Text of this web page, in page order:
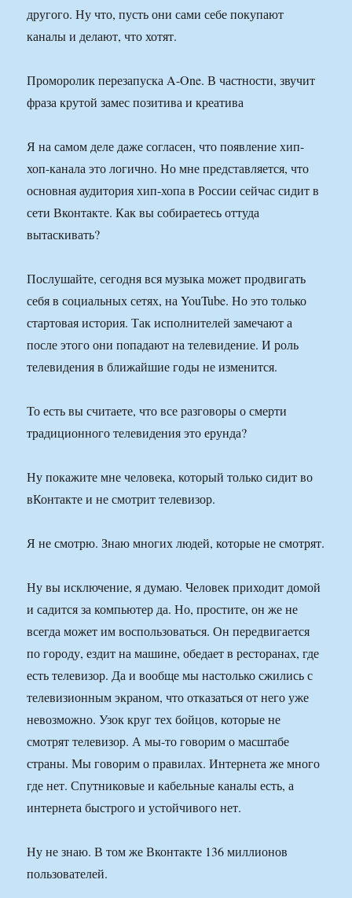
другого. Ну что, пусть они сами себе покупают
каналы и делают, что хотят.
Проморолик перезапуска A-One. В частности, звучит
фраза крутой замес позитива и креатива
Я на самом деле даже согласен, что появление хип-
хоп-канала это логично. Но мне представляется, что
основная аудитория хип-хопа в России сейчас сидит в
сети Вконтакте. Как вы собираетесь оттуда
вытаскивать?
Послушайте, сегодня вся музыка может продвигать
себя в социальных сетях, на YouTube. Но это только
стартовая история. Так исполнителей замечают а
после этого они попадают на телевидение. И роль
телевидения в ближайшие годы не изменится.
То есть вы считаете, что все разговоры о смерти
традиционного телевидения это ерунда?
Ну покажите мне человека, который только сидит во
вКонтакте и не смотрит телевизор.
Я не смотрю. Знаю многих людей, которые не смотрят.
Ну вы исключение, я думаю. Человек приходит домой
и садится за компьютер да. Но, простите, он же не
всегда может им воспользоваться. Он передвигается
по городу, ездит на машине, обедает в ресторанах, где
есть телевизор. Да и вообще мы настолько сжились с
телевизионным экраном, что отказаться от него уже
невозможно. Узок круг тех бойцов, которые не
смотрят телевизор. А мы-то говорим о масштабе
страны. Мы говорим о правилах. Интернета же много
где нет. Спутниковые и кабельные каналы есть, а
интернета быстрого и устойчивого нет.
Ну не знаю. В том же Вконтакте 136 миллионов
пользователей.